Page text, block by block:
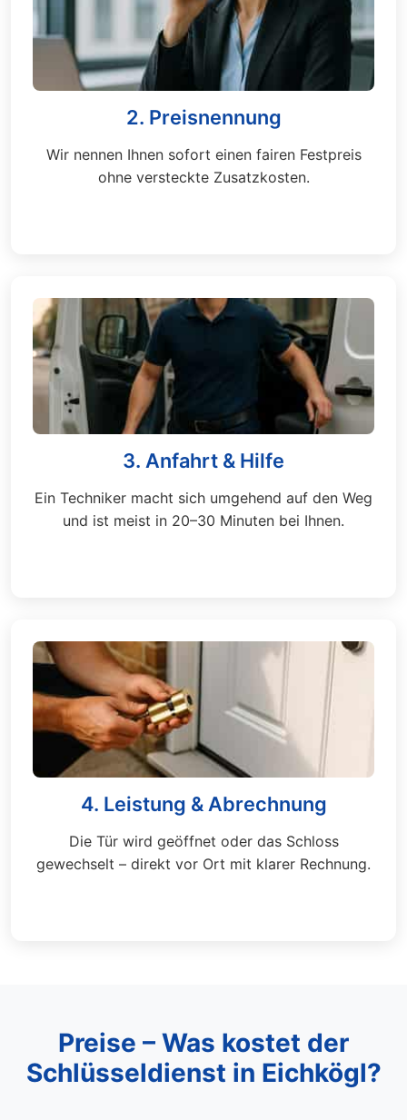
2. Preisnennung
Wir nennen Ihnen sofort einen fairen Festpreis
ohne versteckte Zusatzkosten.
3. Anfahrt & Hilfe
Ein Techniker macht sich umgehend auf den Weg
und ist meist in 20–30 Minuten bei Ihnen.
4. Leistung & Abrechnung
Die Tür wird geöffnet oder das Schloss
gewechselt – direkt vor Ort mit klarer Rechnung.
Preise – Was kostet der
Schlüsseldienst in Eichkögl?